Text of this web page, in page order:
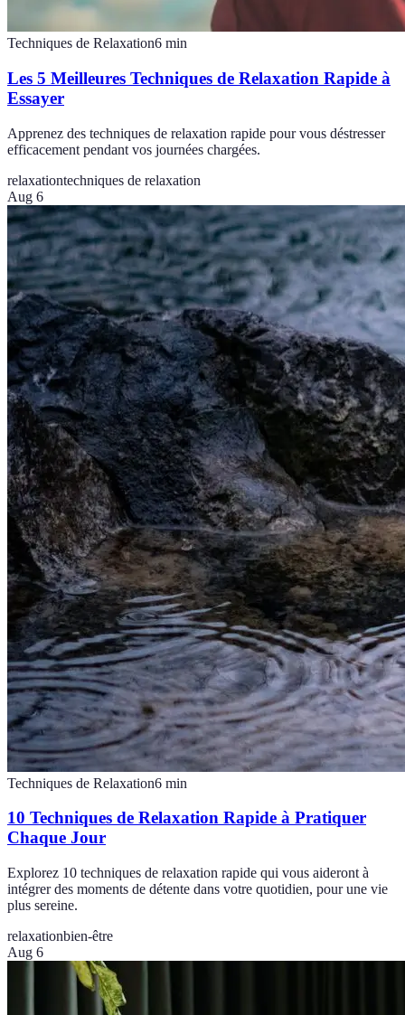
Techniques de Relaxation6 min
Les 5 Meilleures Techniques de Relaxation Rapide à
Essayer
Apprenez des techniques de relaxation rapide pour vous déstresser
efficacement pendant vos journées chargées.
relaxationtechniques de relaxation
Aug 6
Techniques de Relaxation6 min
10 Techniques de Relaxation Rapide à Pratiquer
Chaque Jour
Explorez 10 techniques de relaxation rapide qui vous aideront à
intégrer des moments de détente dans votre quotidien, pour une vie
plus sereine.
relaxationbien-être
Aug 6